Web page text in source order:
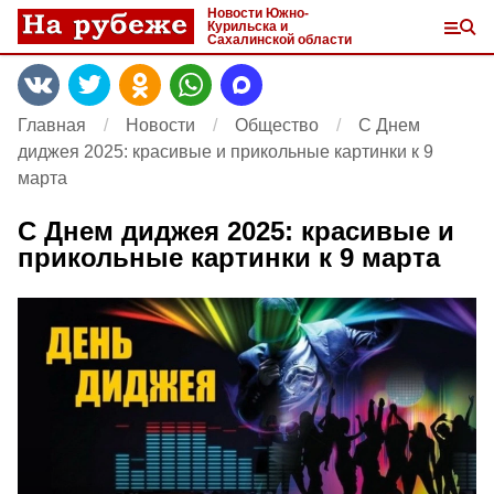
Новости Южно-
Курильска и
Сахалинской области
Главная Новости Общество
C Днем
диджея 2025: красивые и прикольные картинки к 9
марта
C Днем диджея 2025: красивые и
прикольные картинки к 9 марта